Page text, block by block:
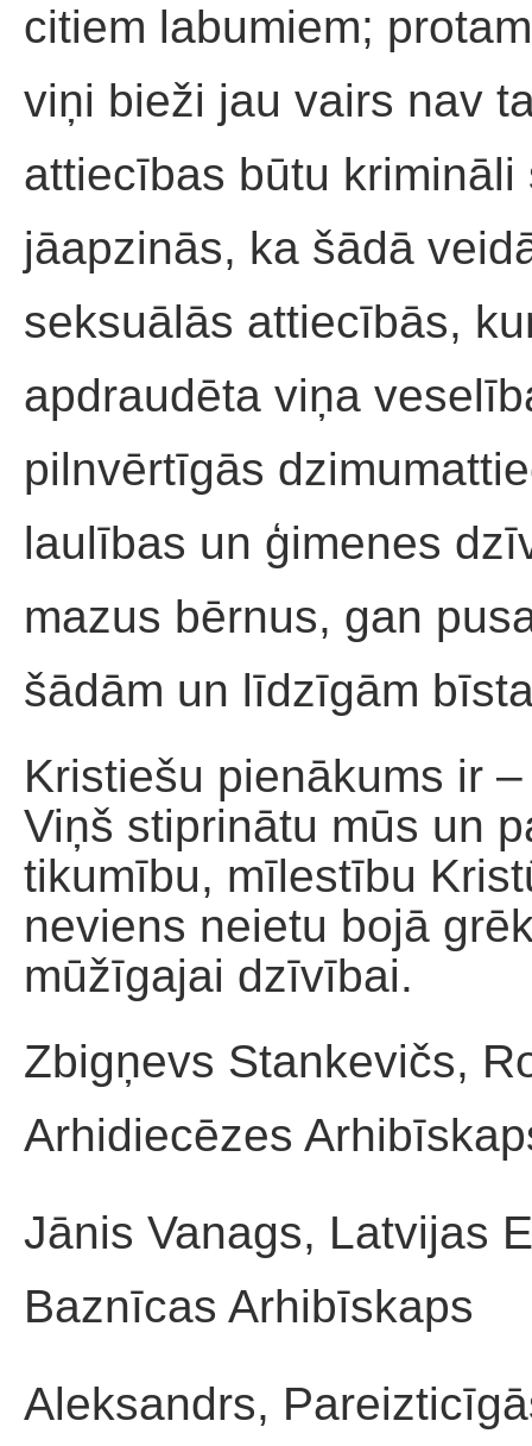
citiem labumiem;
viņi bieži jau vairs nav
attiecības būtu
jāapzinās, ka šādā
seksuālās attiecībās,
apdraudēta viņa
pilnvērtīgās
laulības un ģimenes
mazus bērnus, gan
šādām un līdzīgām
Kristiešu pienākums ir
Viņš stiprinātu mūs un
tikumību, mīlestību
neviens neietu bojā
mūžīgajai dzīvībai.
Zbigņevs Stankevičs,
Arhidiecēzes
Jānis Vanags, Latvijas
Baznīcas Arhibīskaps
Aleksandrs,